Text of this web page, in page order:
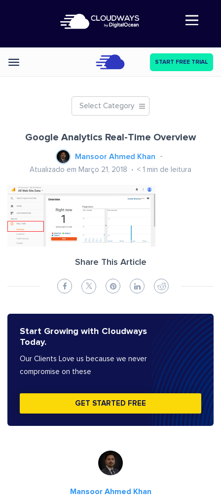
Abre a navegação
Categories START FREE TRIAL
Select Category
Google Analytics Real-Time Overview
Mansoor Ahmed Khan
Atualizado em Março 21, 2018 < 1 min de leitura
Share This Article
Start Growing with Cloudways
Today.
Our Clients Love us because we never
compromise on these
GET STARTED FREE
Mansoor Ahmed Khan